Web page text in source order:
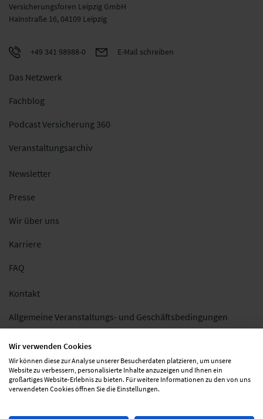
Versicherungsforen Leipzig GmbH
Hainstraße 16, 04109 Leipzig
+49 341 98988-0 E-Mail schreiben
Das Netzwerk
Fachblog
Podcast Versicherung 360
Veranstaltungsarchiv
Newsletter
Presse
Wir über uns
Karriere
FAQ
Kontakt
Allgemeine Veranstaltungs- und Geschäftsbedingungen
Impressum
Datenschutz
Folgen Sie uns
Wir verwenden Cookies
Wir können diese zur Analyse unserer Besucherdaten platzieren, um unsere
Website zu verbessern, personalisierte Inhalte anzuzeigen und Ihnen ein
großartiges Website-Erlebnis zu bieten. Für weitere Informationen zu den von uns
verwendeten Cookies öffnen Sie die Einstellungen.